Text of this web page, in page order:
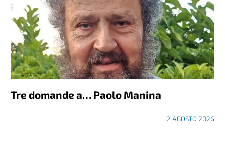
Tre domande a… Paolo Manina
2 AGOSTO 2026